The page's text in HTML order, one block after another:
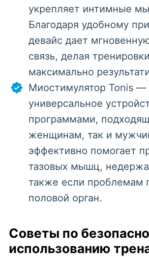
укрепляет интимные
Благодаря удобному
девайс дает
связь, делая тренировки
максимально
Миостимулятор Tonis —
универсальное
программами,
женщинам, так и
эффективно помогает
тазовых мышц,
также если проблемам
половой орган.
Советы по
использованию